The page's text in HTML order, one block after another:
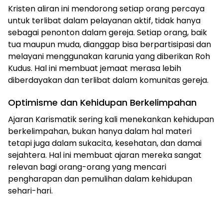
Kristen aliran ini mendorong setiap orang percaya
untuk terlibat dalam pelayanan aktif, tidak hanya
sebagai penonton dalam gereja. Setiap orang, baik
tua maupun muda, dianggap bisa berpartisipasi dan
melayani menggunakan karunia yang diberikan Roh
Kudus. Hal ini membuat jemaat merasa lebih
diberdayakan dan terlibat dalam komunitas gereja.
Optimisme dan Kehidupan Berkelimpahan
Ajaran Karismatik sering kali menekankan kehidupan
berkelimpahan, bukan hanya dalam hal materi
tetapi juga dalam sukacita, kesehatan, dan damai
sejahtera. Hal ini membuat ajaran mereka sangat
relevan bagi orang-orang yang mencari
pengharapan dan pemulihan dalam kehidupan
sehari-hari.